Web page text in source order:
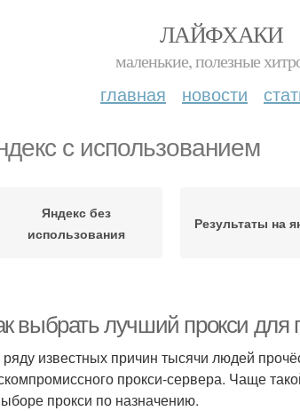
ЛАЙФХАКИ
маленькие, полезные
главная новости
с использованием
Яндекс без
использования
Результаты на
выбрать лучший прокси для
известных причин тысячи людей
прокси-сервера. Чаще
прокси по назначению.